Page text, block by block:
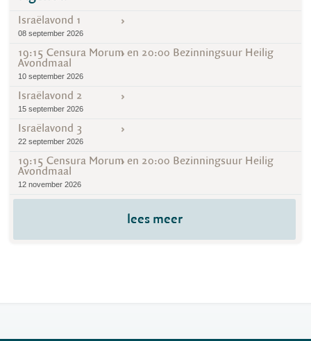
Israëlavond 1
08 september 2026
19:15 Censura Morum en 20:00 Bezinningsuur Heilig
Avondmaal
10 september 2026
Israëlavond 2
15 september 2026
Israëlavond 3
22 september 2026
19:15 Censura Morum en 20:00 Bezinningsuur Heilig
Avondmaal
12 november 2026
lees meer